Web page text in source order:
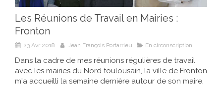
Les Réunions de Travail en Mairies :
Fronton
23 Avr 2018 Jean François Portarrieu En circonscription
Dans la cadre de mes réunions régulières de travail
avec les mairies du Nord toulousain, la ville de Fronton
m'a accueilli la semaine dernière autour de son maire,